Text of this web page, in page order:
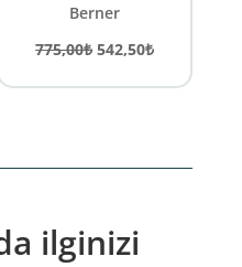
Berner
775,00₺ Orijinal
542,50₺Şu
andaki
ilginizi